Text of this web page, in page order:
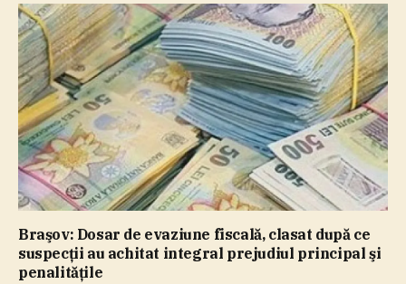
Braşov: Dosar de evaziune fiscală, clasat după ce
suspecţii au achitat integral prejudiul principal şi
penalităţile